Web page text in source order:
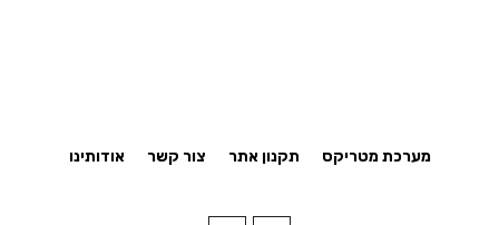
מערכת מטריקס תקנון אתר צור קשר אודותינו